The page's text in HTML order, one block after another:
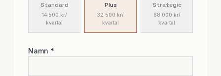
Standard
14 500 kr/
kvartal
Plus
32 500 kr/
kvartal
Strategic
68 000 kr/
kvartal
Namn *